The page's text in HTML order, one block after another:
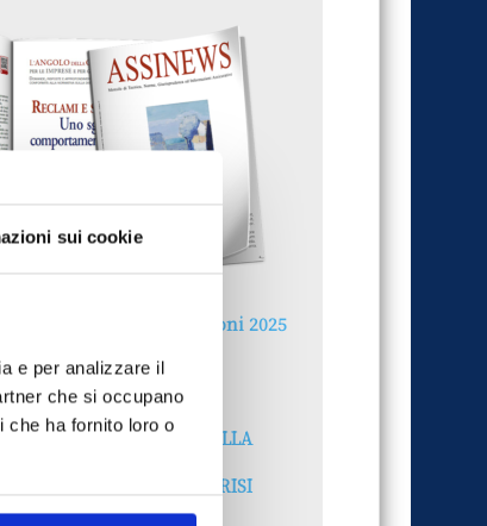
sui cookie
e per analizzare il
che si occupano
che ha fornito loro o
Reclami e sanzioni 2025
LA GESTIONE DELLA
RECENSIONI E CRISI
DIGITALI